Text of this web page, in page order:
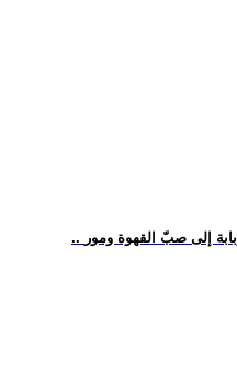
إلى صبّ القهوة ومور